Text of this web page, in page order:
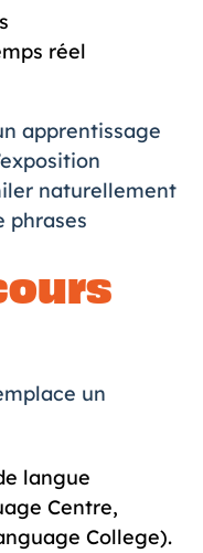
réel
apprentissage
naturellement
phrases
un
langue
Centre,
College).